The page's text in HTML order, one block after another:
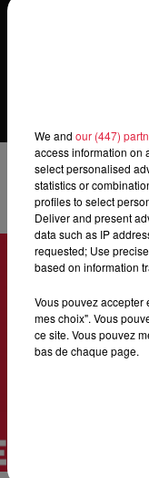
Horoscope
Horoscope du
We and our (447)
access information on
select personalised
statistics or
profiles to select
Deliver and present
data such as IP
requested; Use
based on information
Vous pouvez accepter
mes choix". Vous
ce site. Vous pouvez
bas de chaque page.